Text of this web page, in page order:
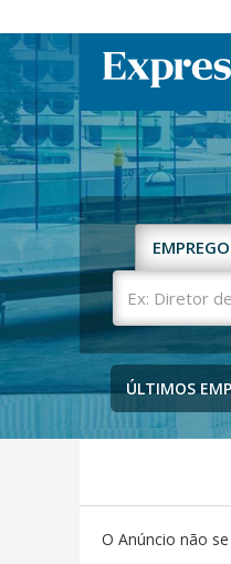
Ex:
Diretor
de
ÚLTIMOS
O Anúncio não